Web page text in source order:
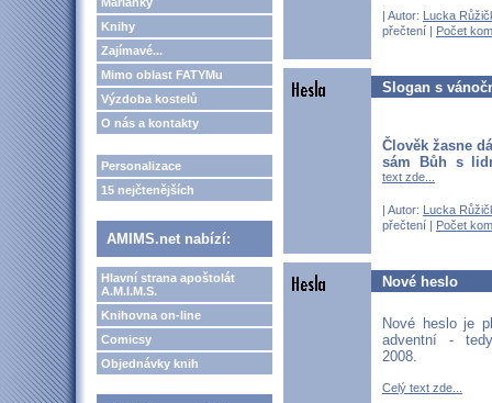
Knihy
Zajímavé...
Mimo oblast FATYMu
Výzdoba kostelů
O nás a kontakty
Personalizace
15 nejčtenějších
AMIMS.net nabízí:
Hlavní strana apoštolát
A.M.I.M.S.
Knihovna on-line
Comicsy
Objednávky knih
| Autor: Lucka
přečtení | Počet
Slogan s
Člověk žasne
sám Bůh s
text zde...
| Autor: Lucka
přečtení | Počet
Nové heslo
Nové heslo je
adventní -
2008.
Celý text zde...